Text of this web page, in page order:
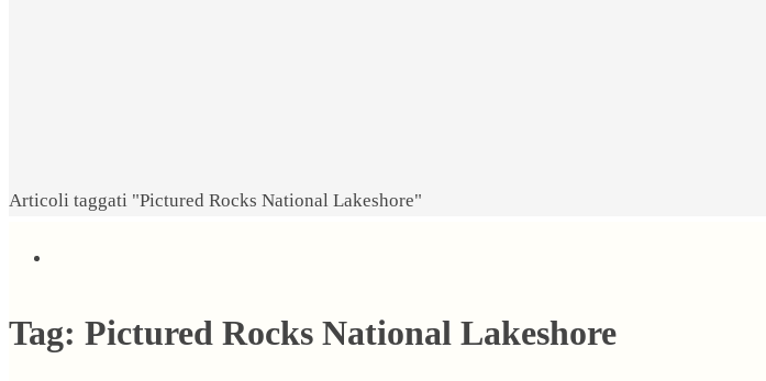
Home
Articoli taggati "Pictured Rocks National Lakeshore"
Tag: Pictured Rocks National Lakeshore